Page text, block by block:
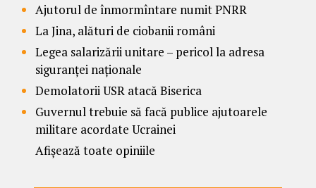
Ajutorul de înmormîntare numit PNRR
La Jina, alături de ciobanii români
Legea salarizării unitare – pericol la adresa
siguranței naționale
Demolatorii USR atacă Biserica
Guvernul trebuie să facă publice ajutoarele
militare acordate Ucrainei
Afișează toate opiniile